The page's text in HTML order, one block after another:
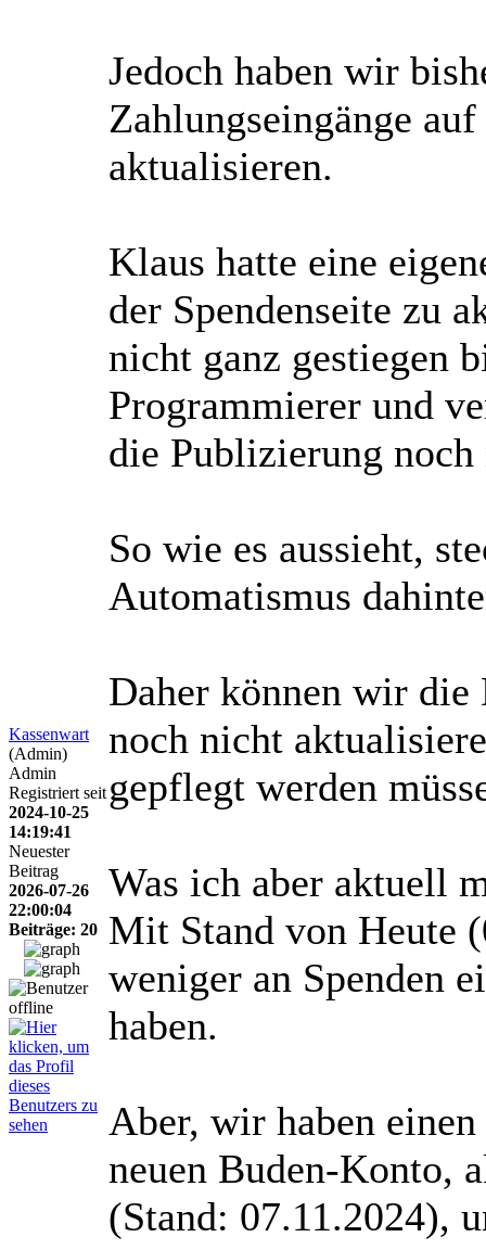
Kassenwart
(Admin)
Admin
Registriert seit
2024-10-25
14:19:41
Neuester
Beitrag
2026-07-26
22:00:04
Beiträge: 20
Jedoch haben wir
Zahlungseingänge
aktualisieren.
Klaus hatte eine
der Spendenseite zu
nicht ganz gestiegen
Programmierer und
die Publizierung
So wie es aussieht,
Automatismus
Daher können wir die
noch nicht
gepflegt werden
Was ich aber aktuell
Mit Stand von Heute
weniger an Spenden
haben.
Aber, wir haben
neuen Buden-Konto,
(Stand: 07.11.2024),